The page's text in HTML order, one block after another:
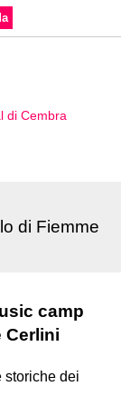
di Cembra
di Fiemme
camp
Cerlini
storiche dei